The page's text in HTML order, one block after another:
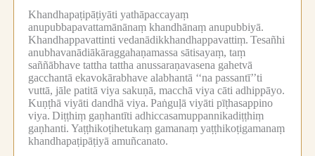
Khandhapaṭipāṭiyāti yathāpaccayaṃ
anupubbapavattamānānaṃ khandhānaṃ anupubbiyā.
Khandhappavattinti vedanādikkhandhappavattiṃ. Tesañhi
anubhavanādiākāraggahaṇamassa sātisayaṃ, taṃ
saññābhave tattha tattha anussaraṇavasena gahetvā
gacchantā ekavokārabhave alabhantā ‘‘na passantī’’ti
vuttā, jāle patitā viya sakuṇā, macchā viya cāti adhippāyo.
Kuṇṭhā viyāti dandhā viya. Paṅguḷā viyāti pīṭhasappino
viya. Diṭṭhiṃ gaṇhantīti adhiccasamuppannikadiṭṭhiṃ
gaṇhanti. Yaṭṭhikoṭihetukaṃ gamanaṃ yaṭṭhikoṭigamanaṃ
khandhapaṭipāṭiyā amuñcanato.